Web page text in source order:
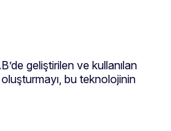
geliştirilen ve kullanılan
bu teknolojinin